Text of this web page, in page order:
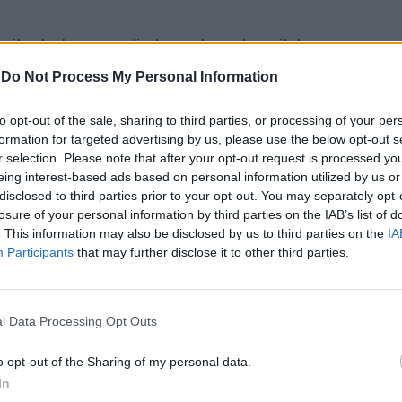
Do Not Process My Personal Information
opt-out of the sale, sharing to third parties, or processing of your
for targeted advertising by us, please use the below opt-out
selection. Please note that after your opt-out request is processed
interest-based ads based on personal information utilized by us
to third parties prior to your opt-out. You may separately
of your personal information by third parties on the IAB’s list of
This information may also be disclosed by us to third parties on the
Participants that may further disclose it to other third parties.
Data Processing Opt Outs
opt-out of the Sharing of my personal data.
deslocar-se diretamente ao hospital,
através do número 808 24 24 24, ou o número
Estas linhas garantirão a orientação adequada
continuam a funcionar sem restrições,